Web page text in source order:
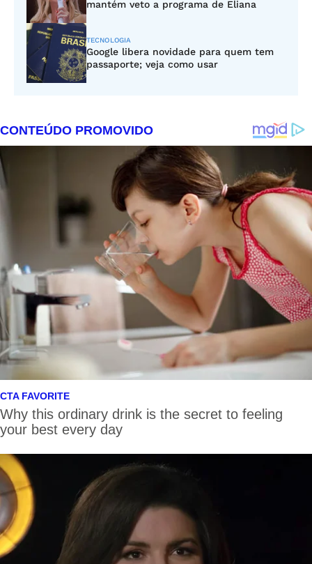
mantém veto a programa de Eliana
TECNOLOGIA
Google libera novidade para quem tem
passaporte; veja como usar